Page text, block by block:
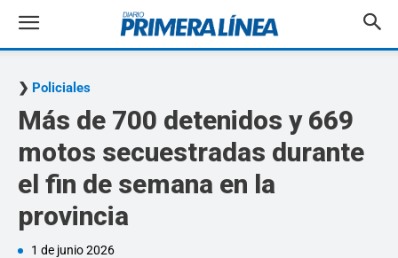
Policiales
Más de 700 detenidos y 669
motos secuestradas durante
el fin de semana en la
provincia
1 de junio 2026